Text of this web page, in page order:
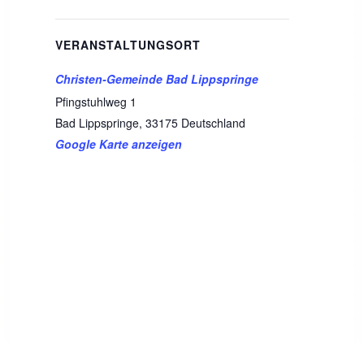
VERANSTALTUNGSORT
Christen-Gemeinde Bad Lippspringe
Pfingstuhlweg 1
Bad Lippspringe, 33175 Deutschland
Google Karte anzeigen